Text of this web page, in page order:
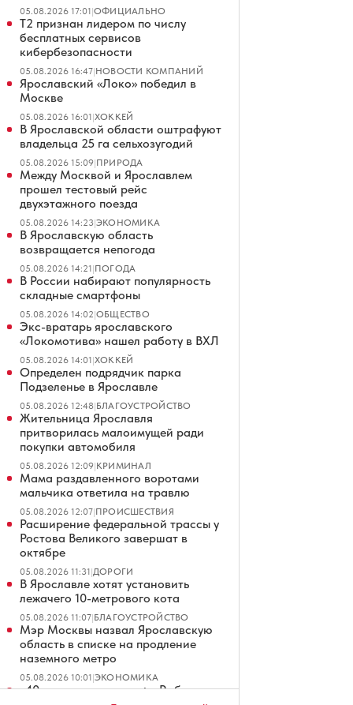
05.08.2026 17:01|ОФИЦИАЛЬНО
Т2 признан лидером по числу
бесплатных сервисов
кибербезопасности
05.08.2026 16:47|НОВОСТИ КОМПАНИЙ
Ярославский «Локо» победил в
Москве
05.08.2026 16:01|ХОККЕЙ
В Ярославской области оштрафуют
владельца 25 га сельхозугодий
05.08.2026 15:09|ПРИРОДА
Между Москвой и Ярославлем
прошел тестовый рейс
двухэтажного поезда
05.08.2026 14:23|ЭКОНОМИКА
В Ярославскую область
возвращается непогода
05.08.2026 14:21|ПОГОДА
В России набирают популярность
складные смартфоны
05.08.2026 14:02|ОБЩЕСТВО
Экс-вратарь ярославского
«Локомотива» нашел работу в ВХЛ
05.08.2026 14:01|ХОККЕЙ
Определен подрядчик парка
Подзеленье в Ярославле
05.08.2026 12:48|БЛАГОУСТРОЙСТВО
Жительница Ярославля
притворилась малоимущей ради
покупки автомобиля
05.08.2026 12:09|КРИМИНАЛ
Мама раздавленного воротами
мальчика ответила на травлю
05.08.2026 12:07|ПРОИСШЕСТВИЯ
Расширение федеральной трассы у
Ростова Великого завершат в
октябре
05.08.2026 11:31|ДОРОГИ
В Ярославле хотят установить
лежачего 10-метрового кота
05.08.2026 11:07|БЛАГОУСТРОЙСТВО
Мэр Москвы назвал Ярославскую
область в списке на продление
наземного метро
05.08.2026 10:01|ЭКОНОМИКА
«40 минут доставали»: в Рыбинске